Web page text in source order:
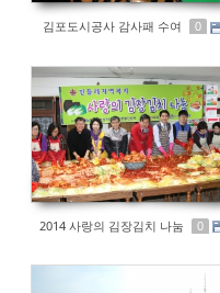
김포도시공사 감사패 수여 0
2014 사랑의 김장김치 나눔 0